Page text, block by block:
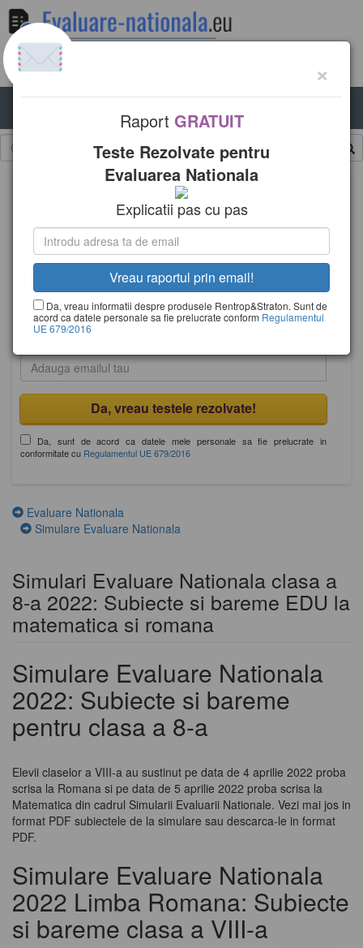
n
Pregatire pentru Evaluarea Nationala
(chiar si in vacanta)!
Iti oferimGRATUITraportul special
Teste Rezolvate pentru Evaluarea Nationala
Da, sunt de acord ca datele mele personale sa fie prelucrate in
conformitate cu Regulamentul UE 679/2016
Evaluare Nationala
Simulare Evaluare Nationala
Simulari Evaluare Nationala clasa a
8-a 2022: Subiecte si bareme EDU la
matematica si romana
Simulare Evaluare Nationala
2022: Subiecte si bareme
pentru clasa a 8-a
Elevii claselor a VIII-a au sustinut pe data de 4 aprilie 2022 proba
scrisa la Romana si pe data de 5 aprilie 2022 proba scrisa la
Matematica din cadrul Simularii Evaluarii Nationale. Vezi mai jos in
format PDF subiectele de la simulare sau descarca-le in format
PDF.
Simulare Evaluare Nationala
2022 Limba Romana: Subiecte
si bareme clasa a VIII-a
×
Raport GRATUIT
Teste Rezolvate pentru
Evaluarea Nationala
Explicatii pas cu pas
Da, vreau informatii despre produsele Rentrop&Straton. Sunt de
acord ca datele personale sa fie prelucrate conform Regulamentul
UE 679/2016